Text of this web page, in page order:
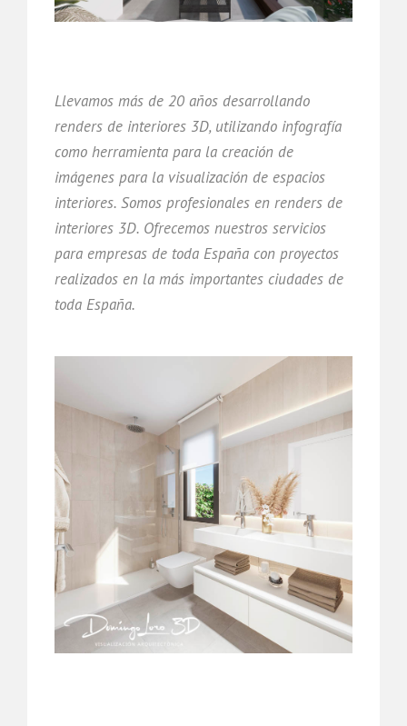
Llevamos más de 20 años desarrollando
renders de interiores 3D, utilizando infografía
como herramienta para la creación de
imágenes para la visualización de espacios
interiores. Somos profesionales en renders de
interiores 3D. Ofrecemos nuestros servicios
para empresas de toda España con proyectos
realizados en la más importantes ciudades de
toda España.